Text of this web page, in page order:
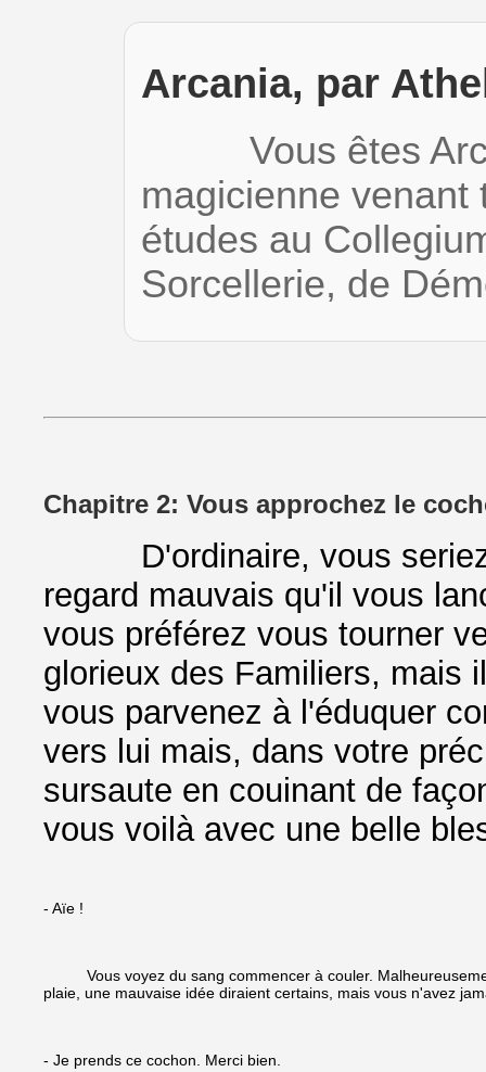
Arcania, par
Vous êtes
magicienne venant
études au
Sorcellerie, de
Chapitre 2: Vous approchez le
D'ordinaire, vous seriez
regard mauvais qu'il vous
vous préférez vous tourner
glorieux des Familiers, mais
vous parvenez à l'éduquer
vers lui mais, dans votre
sursaute en couinant de
vous voilà avec une belle
- Aïe !
Vous voyez du sang commencer à couler.
plaie, une mauvaise idée diraient certains, mais vous n'avez
- Je prends ce cochon. Merci bien.